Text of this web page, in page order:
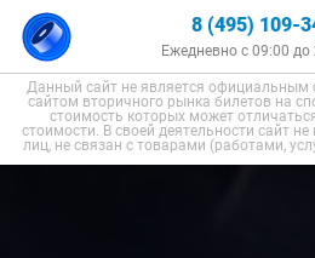
8 (495) 109-
Ежедневно с 09:00
Данный сайт не является официальным
сайтом вторичного рынка билетов на
стоимость которых может
стоимости. В своей деятельности сайт
лиц, не связан с товарами (работами,